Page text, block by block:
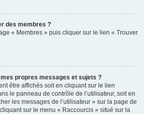
des membres ?
« Membres » puis cliquer sur le lien « Trouver
propres messages et sujets ?
être affichés soit en cliquant sur le lien
le panneau de contrôle de l’utilisateur, soit en
les messages de l’utilisateur » sur la page de
sur le menu « Raccourcis » situé sur la